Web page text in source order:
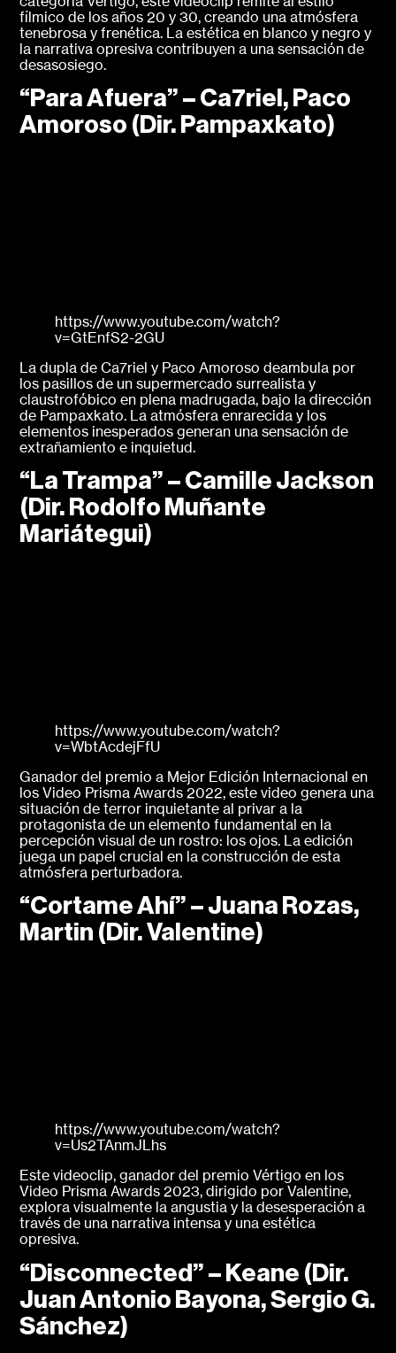
fílmico de los años 20 y 30, creando una atmósfera
tenebrosa y frenética. La estética en blanco y negro y
la narrativa opresiva contribuyen a una sensación de
desasosiego.
“Para Afuera” – Ca7riel, Paco
Amoroso (Dir. Pampaxkato)
https://www.youtube.com/watch?
v=GtEnfS2-2GU
La dupla de Ca7riel y Paco Amoroso deambula por
los pasillos de un supermercado surrealista y
claustrofóbico en plena madrugada, bajo la dirección
de Pampaxkato. La atmósfera enrarecida y los
elementos inesperados generan una sensación de
extrañamiento e inquietud.
“La Trampa” – Camille Jackson
(Dir. Rodolfo Muñante
Mariátegui)
https://www.youtube.com/watch?
v=WbtAcdejFfU
Ganador del premio a Mejor Edición Internacional en
los Video Prisma Awards 2022, este video genera una
situación de terror inquietante al privar a la
protagonista de un elemento fundamental en la
percepción visual de un rostro: los ojos. La edición
juega un papel crucial en la construcción de esta
atmósfera perturbadora.
“Cortame Ahí” – Juana Rozas,
Martin (Dir. Valentine)
https://www.youtube.com/watch?
v=Us2TAnmJLhs
Este videoclip, ganador del premio Vértigo en los
Video Prisma Awards 2023, dirigido por Valentine,
explora visualmente la angustia y la desesperación a
través de una narrativa intensa y una estética
opresiva.
“Disconnected” – Keane (Dir.
Juan Antonio Bayona, Sergio G.
Sánchez)